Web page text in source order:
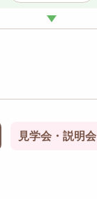
見学会・説明会